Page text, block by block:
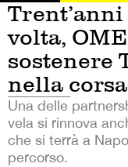
volta,
sostenere
nella corsa
Una delle
vela si rinnova
che si terrà a
percorso.